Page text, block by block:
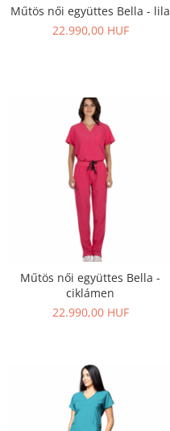
Műtös női együttes Bella - lila
22.990,00 HUF
Műtös női együttes Bella -
ciklámen
22.990,00 HUF